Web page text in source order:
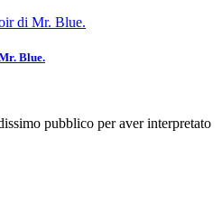
Blue.
pubblico per aver interpretato